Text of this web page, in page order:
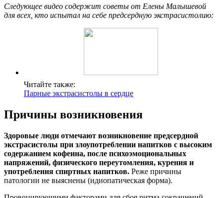
Следующее видео содержит советы от Елены Малышевой
для всех, кто испытал на себе предсердную экстрасистолию:
Читайте также:
Парные экстрасистолы в сердце
Причины возникновения
Здоровые люди отмечают возникновение предсердной
экстрасистолы при злоупотреблении напитков с высоким
содержанием кофеина, после психоэмоциональных
напряжений, физического переутомления, курения и
употребления спиртных напитков. Реже причины
патологии не выяснены (идиопатическая форма).